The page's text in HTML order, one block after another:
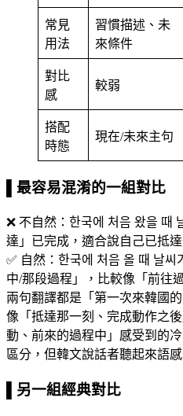
常見
用法
習慣描述、未
來條件
對比
感
較弱
搭配
時態
現在/未來主句
▌最容易混淆的一組對比
❌ 不自然：한국에 처음 왔을 때
達」已完成，適合說自己已抵達
✅ 自然：한국에 처음 올 때 날
中/那段過程」，比較像「前往
兩句翻譯都是「第一次來韓國
像「抵達那一刻、完成動作之
動、前來的過程中」感受到的
區分，但韓文說話者聽起來語感
▌另一組經典對比